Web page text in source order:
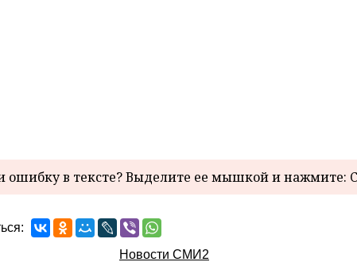
в тексте? Выделите ее мышкой и нажмите:
Новости СМИ2